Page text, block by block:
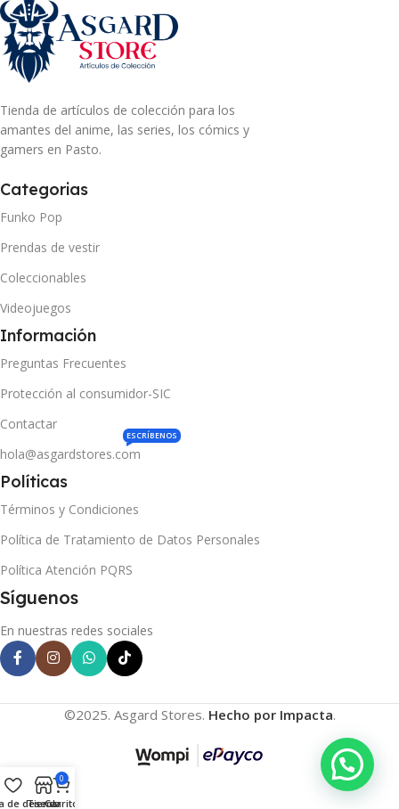
Tienda de artículos de colección para los
amantes del anime, las series, los cómics y
gamers en Pasto.
Categorias
Funko Pop
Prendas de vestir
Coleccionables
Videojuegos
Información
Preguntas Frecuentes
Protección al consumidor-SIC
Contactar
hola@asgardstores.com
ESCRÍBENOS
Políticas
Términos y Condiciones
Política de Tratamiento de Datos Personales
Política Atención PQRS
Síguenos
En nuestras redes sociales
©2025. Asgard Stores. Hecho por Impacta.
de deseos
Tienda
0
Carrito